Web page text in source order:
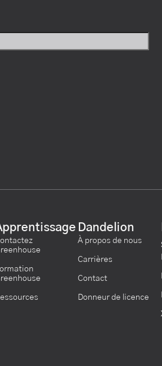
Dandelion
À propos de nous
Carrières
Contact
Donneur de licence